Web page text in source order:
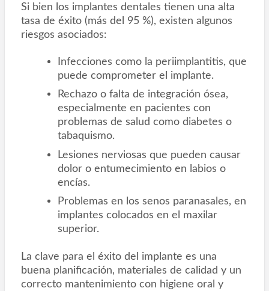
Si bien los implantes dentales tienen una alta
tasa de éxito (más del 95 %), existen algunos
riesgos asociados:
Infecciones como la periimplantitis, que
puede comprometer el implante.
Rechazo o falta de integración ósea,
especialmente en pacientes con
problemas de salud como diabetes o
tabaquismo.
Lesiones nerviosas que pueden causar
dolor o entumecimiento en labios o
encías.
Problemas en los senos paranasales, en
implantes colocados en el maxilar
superior.
La clave para el éxito del implante es una
buena planificación, materiales de calidad y un
correcto mantenimiento con higiene oral y